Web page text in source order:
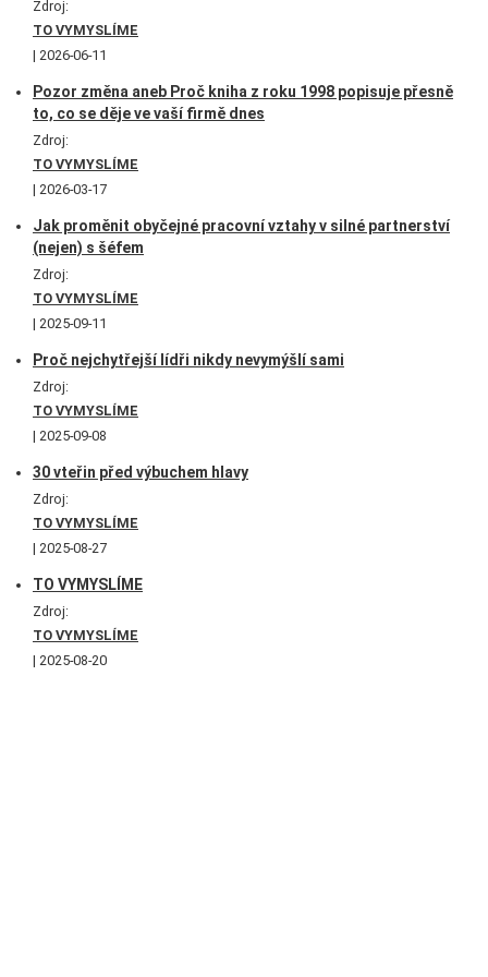
Zdroj:
TO VYMYSLÍME
2026-06-11
Pozor změna aneb Proč kniha z roku 1998 popisuje přesně
to, co se děje ve vaší firmě dnes
Zdroj:
TO VYMYSLÍME
2026-03-17
Jak proměnit obyčejné pracovní vztahy v silné partnerství
(nejen) s šéfem
Zdroj:
TO VYMYSLÍME
2025-09-11
Proč nejchytřejší lídři nikdy nevymýšlí sami
Zdroj:
TO VYMYSLÍME
2025-09-08
30 vteřin před výbuchem hlavy
Zdroj:
TO VYMYSLÍME
2025-08-27
TO VYMYSLÍME
Zdroj:
TO VYMYSLÍME
2025-08-20